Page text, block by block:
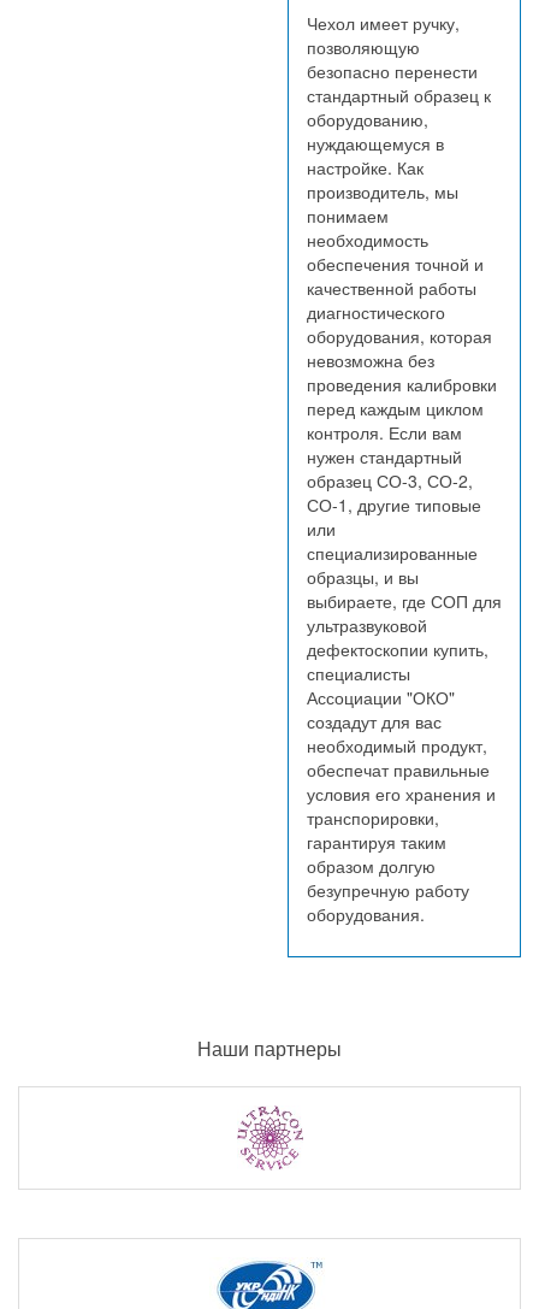
Чехол имеет ручку,
позволяющую
безопасно перенести
стандартный образец к
оборудованию,
нуждающемуся в
настройке. Как
производитель, мы
понимаем
необходимость
обеспечения точной и
качественной работы
диагностического
оборудования, которая
невозможна без
проведения калибровки
перед каждым циклом
контроля. Если вам
нужен стандартный
образец СО-3, СО-2,
СО-1, другие типовые
или
специализированные
образцы, и вы
выбираете, где СОП для
ультразвуковой
дефектоскопии купить,
специалисты
Ассоциации "ОКО"
создадут для вас
необходимый продукт,
обеспечат правильные
условия его хранения и
транспорировки,
гарантируя таким
образом долгую
безупречную работу
оборудования.
Наши партнеры